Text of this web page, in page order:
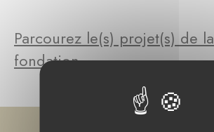
Parcourez le(s) projet(s) de la
fondation